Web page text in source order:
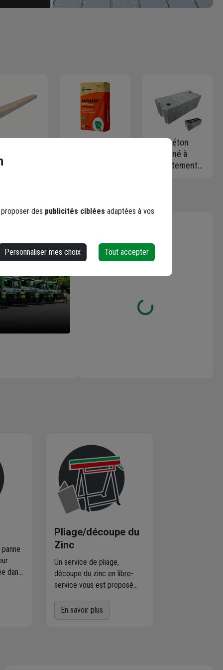
forme U
3,00
35 KG
Bloc béton
retourné à
emboîtement
trous
Loading...
dans
Pliage/découpe du
Zinc
Un service de pliage,
découpe du zinc en libre-
service vous est proposé
plieuse professionnelle est
facile d’utilisation pour
En savoir plus
des publicités ciblées adaptées à vos
Personnaliser mes choix Tout accepter